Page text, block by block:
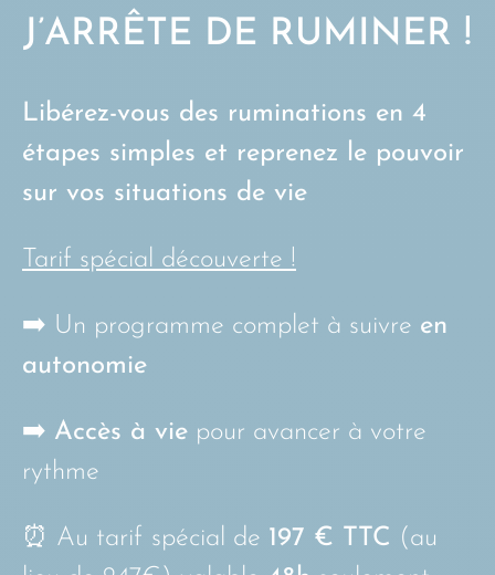
J’ARRÊTE DE RUMINER !
Libérez-vous des ruminations en 4
étapes simples et reprenez le pouvoir
sur vos situations de vie
Tarif spécial découverte !
➡️ Un programme complet à suivre en
autonomie
➡️ Accès à vie pour avancer à votre
rythme
⏰ Au tarif spécial de 197 € TTC (au